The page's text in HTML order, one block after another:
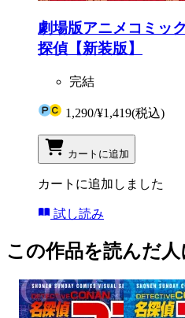
劇場版アニメコミッ
探偵【新装版】
完結
1,290/¥1,419(税込)
カートに追加
カートに追加しました
試し読み
この作品を読んだ